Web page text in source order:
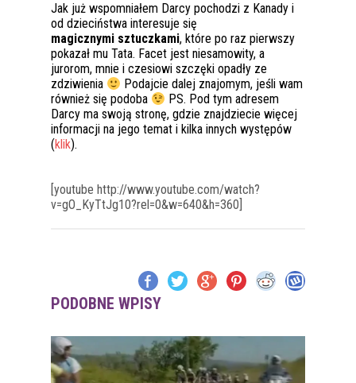
Jak już wspomniałem Darcy pochodzi z Kanady i
od dzieciństwa interesuje się
magicznymi sztuczkami, które po raz pierwszy
pokazał mu Tata. Facet jest niesamowity, a
jurorom, mnie i czesiowi szczęki opadły ze
zdziwienia
Podajcie dalej znajomym, jeśli wam
również się podoba
PS. Pod tym adresem
Darcy ma swoją stronę, gdzie znajdziecie więcej
informacji na jego temat i kilka innych występów
(klik).
[youtube http://www.youtube.com/watch?
v=gO_KyTtJg10?rel=0&w=640&h=360]
PODOBNE WPISY